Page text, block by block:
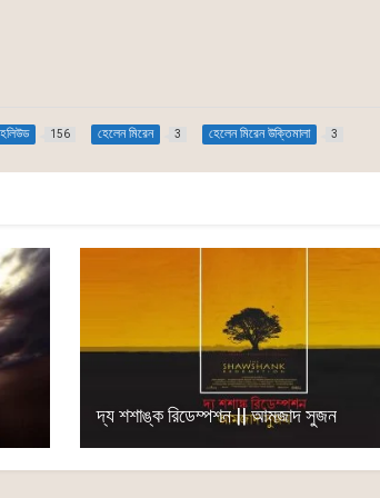
হলিউড 156 হেলেন মিরেন 3 হেলেন মিরেন উক্তিমালা 3
দ্য শশাঙ্ক রিডেম্পশন || আমজাদ সুজন